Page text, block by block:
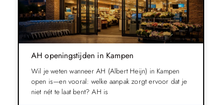
AH openingstijden in Kampen
Wil je weten wanneer AH (Albert Heijn) in Kampen
open is—en vooral: welke aanpak zorgt ervoor dat je
niet nét te laat bent? AH is